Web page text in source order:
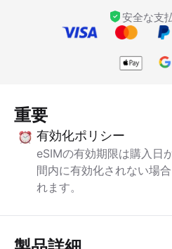
安全な支
重要
有効化ポリシー
eSIMの有効期限は購入日
間内に有効化されない場
れます。